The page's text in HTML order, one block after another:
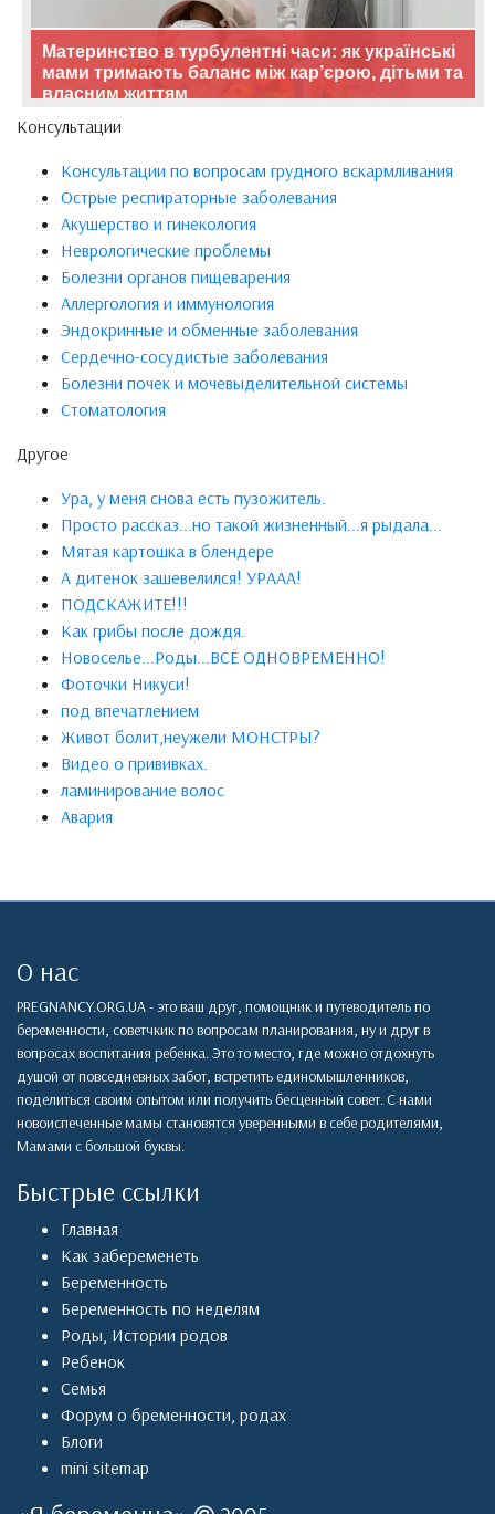
Материнство в турбулентні часи: як українські
мами тримають баланс між кар’єрою, дітьми та
власним життям
Консультации
Консультации по вопросам грудного вскармливания
Острые респираторные заболевания
Акушерство и гинекология
Неврологические проблемы
Болезни органов пищеварения
Аллергология и иммунология
Эндокринные и обменные заболевания
Сердечно-сосудистые заболевания
Болезни почек и мочевыделительной системы
Стоматология
Другое
Ура, у меня снова есть пузожитель.
Просто рассказ...но такой жизненный...я рыдала...
Мятая картошка в блендере
А дитенок зашевелился! УРААА!
ПОДСКАЖИТЕ!!!
Как грибы после дождя.
Новоселье...Роды...ВСЁ ОДНОВРЕМЕННО!
Фоточки Никуси!
под впечатлением
Живот болит,неужели МОНСТРЫ?
Видео о прививках.
ламинирование волос
Авария
О нас
PREGNANCY.ORG.UA - это ваш друг, помощник и путеводитель по
беременности, советчкик по вопросам планирования, ну и друг в
вопросах воспитания ребенка. Это то место, где можно отдохнуть
душой от повседневных забот, встретить единомышленников,
поделиться своим опытом или получить бесценный совет. С нами
новоиспеченные мамы становятся уверенными в себе родителями,
Мамами с большой буквы.
Быстрые ссылки
Главная
Как забеременеть
Беременность
Беременность по неделям
Роды, Истории родов
Ребенок
Семья
Форум о бременности, родах
Блоги
mini sitemap